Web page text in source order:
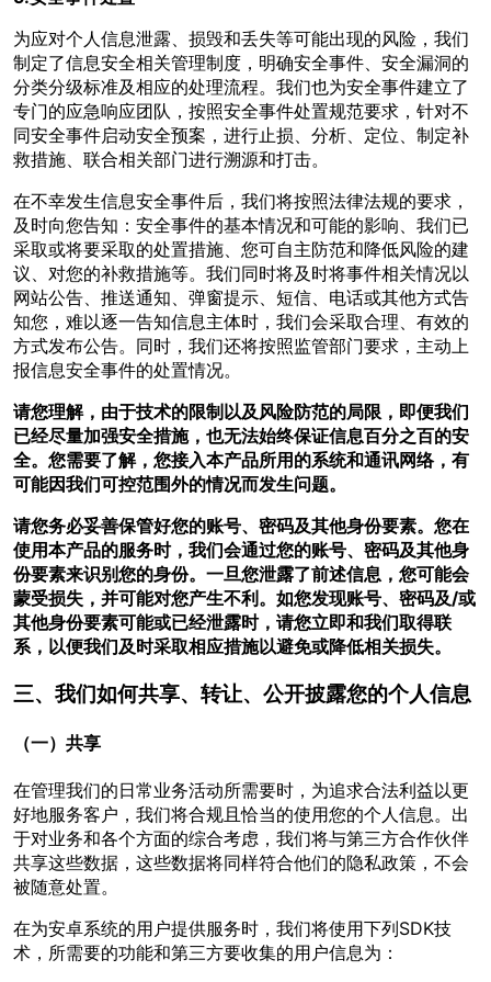
为应对个人信息泄露、损毁和丢失等可能出现的风险，我们
制定了信息安全相关管理制度，明确安全事件、安全漏洞的
分类分级标准及相应的处理流程。我们也为安全事件建立了
专门的应急响应团队，按照安全事件处置规范要求，针对不
同安全事件启动安全预案，进行止损、分析、定位、制定补
救措施、联合相关部门进行溯源和打击。
在不幸发生信息安全事件后，我们将按照法律法规的要求，
及时向您告知：安全事件的基本情况和可能的影响、我们已
采取或将要采取的处置措施、您可自主防范和降低风险的建
议、对您的补救措施等。我们同时将及时将事件相关情况以
网站公告、推送通知、弹窗提示、短信、电话或其他方式告
知您，难以逐一告知信息主体时，我们会采取合理、有效的
方式发布公告。同时，我们还将按照监管部门要求，主动上
报信息安全事件的处置情况。
请您理解，由于技术的限制以及风险防范的局限，即便我们
已经尽量加强安全措施，也无法始终保证信息百分之百的安
全。您需要了解，您接入本产品所用的系统和通讯网络，有
可能因我们可控范围外的情况而发生问题。
请您务必妥善保管好您的账号、密码及其他身份要素。您在
使用本产品的服务时，我们会通过您的账号、密码及其他身
份要素来识别您的身份。一旦您泄露了前述信息，您可能会
蒙受损失，并可能对您产生不利。如您发现账号、密码及/或
其他身份要素可能或已经泄露时，请您立即和我们取得联
系，以便我们及时采取相应措施以避免或降低相关损失。
三、我们如何共享、转让、公开披露您的个人信息
（一）共享
在管理我们的日常业务活动所需要时，为追求合法利益以更
好地服务客户，我们将合规且恰当的使用您的个人信息。出
于对业务和各个方面的综合考虑，我们将与第三方合作伙伴
共享这些数据，这些数据将同样符合他们的隐私政策，不会
被随意处置。
在为安卓系统的用户提供服务时，我们将使用下列SDK技
术，所需要的功能和第三方要收集的用户信息为：